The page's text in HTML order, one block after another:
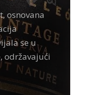
osnovana
se u
održavajući